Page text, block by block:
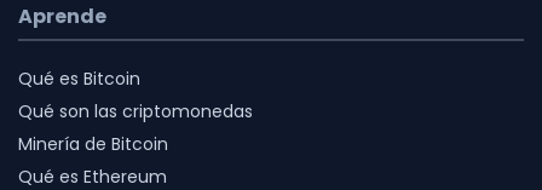
Aprende
Qué es Bitcoin
Qué son las criptomonedas
Minería de Bitcoin
Qué es Ethereum